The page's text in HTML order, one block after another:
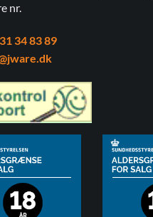
nr.
34 83 89